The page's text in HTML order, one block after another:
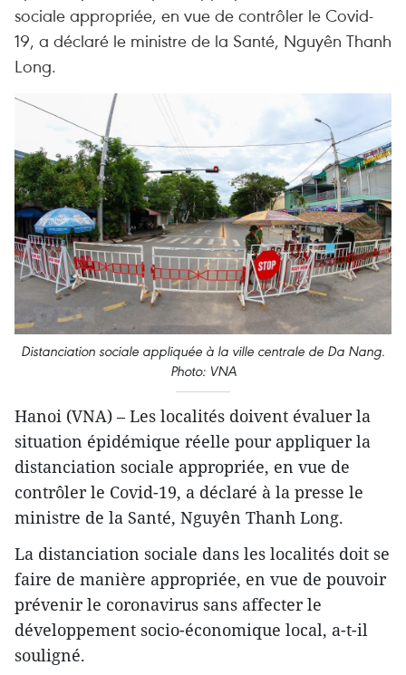
sociale appropriée, en vue de contrôler le Covid-
19, a déclaré le ministre de la Santé, Nguyên Thanh
Long.
Distanciation sociale appliquée à la ville centrale de Da Nang.
Photo: VNA
Hanoi (VNA) – Les localités doivent évaluer la
situation épidémique réelle pour appliquer la
distanciation sociale appropriée, en vue de
contrôler le Covid-19, a déclaré à la presse le
ministre de la Santé, Nguyên Thanh Long.
La distanciation sociale dans les localités doit se
faire de manière appropriée, en vue de pouvoir
prévenir le coronavirus sans affecter le
développement socio-économique local, a-t-il
souligné.